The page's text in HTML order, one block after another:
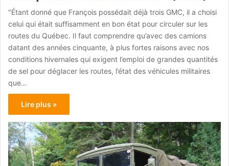
"Étant donné que François possédait déjà trois GMC, il a choisi
celui qui était suffisamment en bon état pour circuler sur les
routes du Québec. Il faut comprendre qu’avec des camions
datant des années cinquante, à plus fortes raisons avec nos
conditions hivernales qui exigent l’emploi de grandes quantités
de sel pour déglacer les routes, l’état des véhicules militaires
que…
Lire plus »